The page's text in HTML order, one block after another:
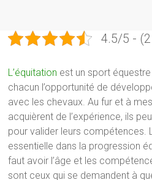
4.5/5 -
L’équitation est un sport
chacun l’opportunité de
avec les chevaux. Au fur et à
acquièrent de l’expérience, ils
pour valider leurs compétences.
essentielle dans la progression
faut avoir l’âge et les
sont ceux qui se demandent à